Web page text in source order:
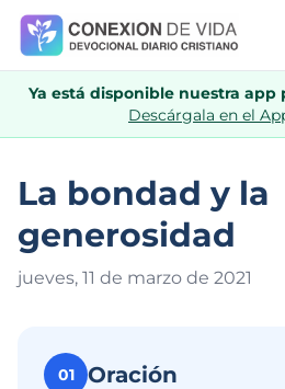
Ya está disponible nuestra app
Descárgala en el
La bondad y la
generosidad
jueves, 11 de marzo de 2021
01 Oración